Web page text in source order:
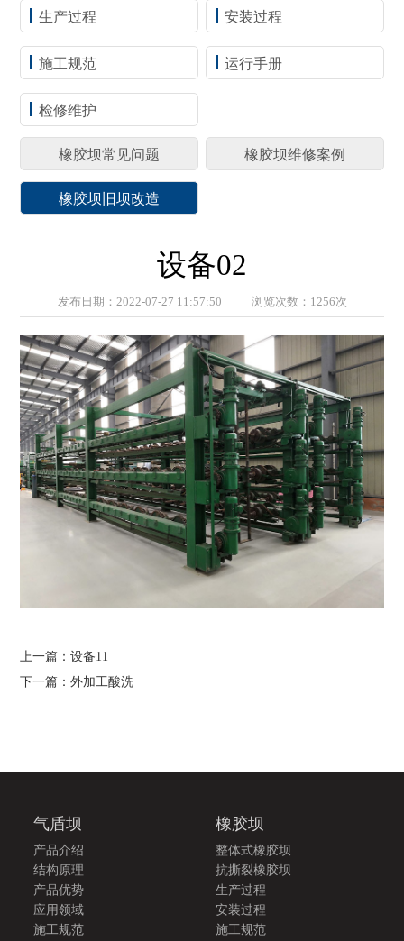
生产过程 安装过程
施工规范 运行手册
检修维护
橡胶坝常见问题 橡胶坝维修案例
橡胶坝旧坝改造
设备02
发布日期：2022-07-27 11:57:50 浏览次数：1256次
上一篇：设备11
下一篇：外加工酸洗
气盾坝
产品介绍
结构原理
产品优势
应用领域
施工规范
橡胶坝
整体式橡胶坝
抗撕裂橡胶坝
生产过程
安装过程
施工规范